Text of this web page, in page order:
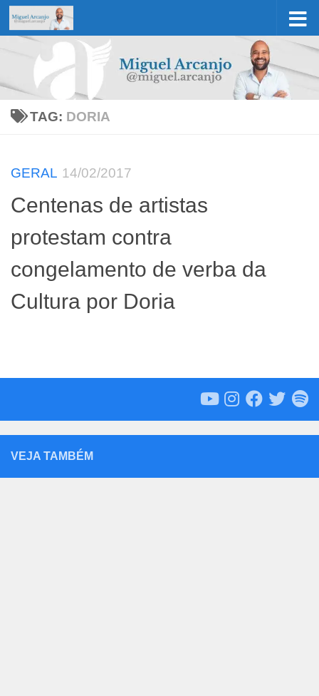
Skip to content
TAG: DORIA
GERAL 14/02/2017
Centenas de artistas
protestam contra
congelamento de verba da
Cultura por Doria
VEJA TAMBÉM